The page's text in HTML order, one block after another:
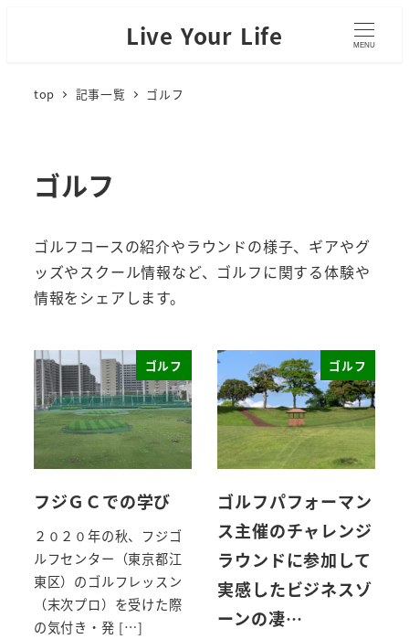
Live Your Life MENU
top 記事一覧 ゴルフ
ゴルフ
ゴルフコースの紹介やラウンドの様子、ギアやグ
ッズやスクール情報など、ゴルフに関する体験や
情報をシェアします。
ゴルフ
フジＧＣでの学び
２０２０年の秋、フジゴ
ルフセンター（東京都江
東区）のゴルフレッスン
（末次プロ）を受けた際
の気付き・発 […]
ゴルフ
ゴルフパフォーマン
ス主催のチャレンジ
ラウンドに参加して
実感したビジネスゾ
ーンの凄…